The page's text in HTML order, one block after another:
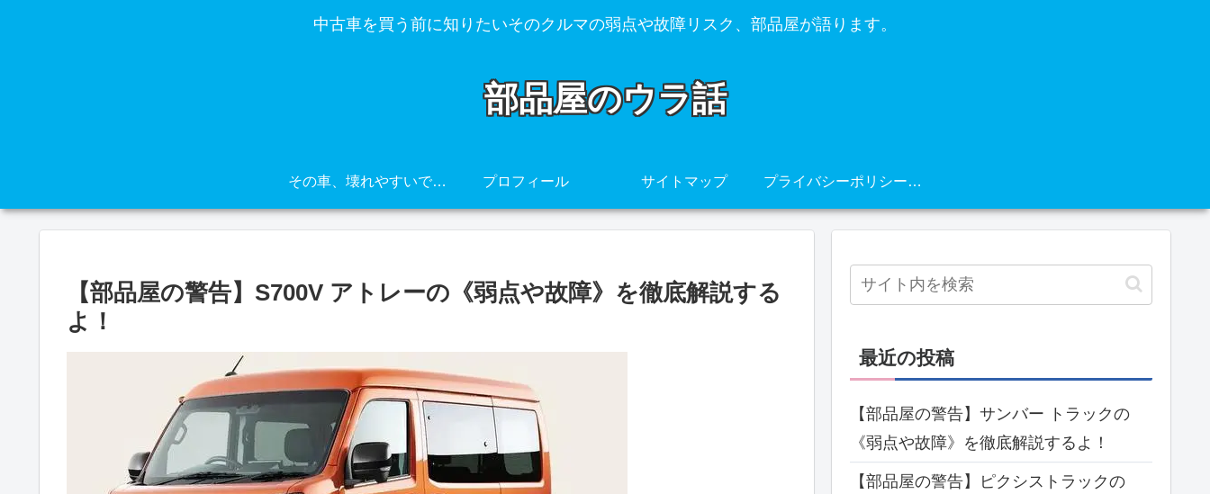
中古車を買う前に知りたいそのクルマの弱点や故障リスク、部品屋が語ります。
部品屋のウラ話
その車、壊れやすいですよ・・・ プロフィール サイトマップ プライバシーポリシー・免責事項
【部品屋の警告】S700V アトレーの《弱点や故障》を徹底解説する
よ！
最近の投稿
【部品屋の警告】サンバー トラックの
《弱点や故障》を徹底解説するよ！
【部品屋の警告】ピクシストラックの